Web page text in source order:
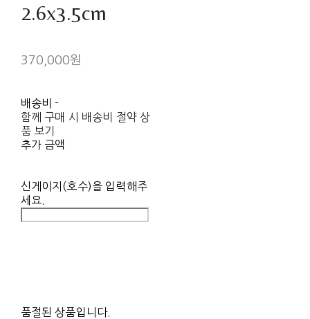
2.6x3.5cm
370,000원
배송비-
함께 구매 시 배송비 절약 상
품 보기
추가 금액
신게이지(호수)을 입력해주
세요.
품절된 상품입니다.